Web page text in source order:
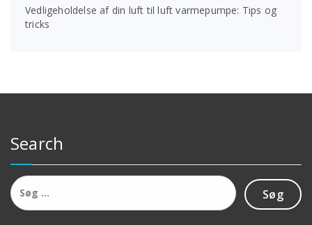
Vedligeholdelse af din luft til luft varmepumpe: Tips og
tricks
Search
Søg
efter: